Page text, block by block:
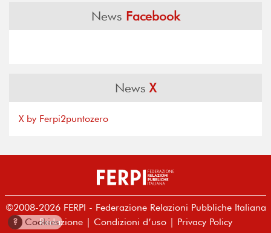
News Facebook
News X
X by Ferpi2puntozero
©2008-2026 FERPI - Federazione Relazioni Pubbliche Italiana
Redazione| Condizioni d’uso| Privacy Policy
? Cookies